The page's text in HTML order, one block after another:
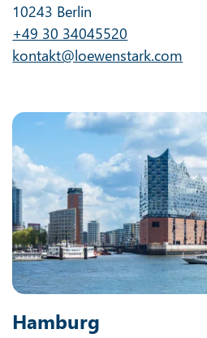
10243 Berlin
+49 30 34045520
kontakt@loewenstark.com
Hamburg